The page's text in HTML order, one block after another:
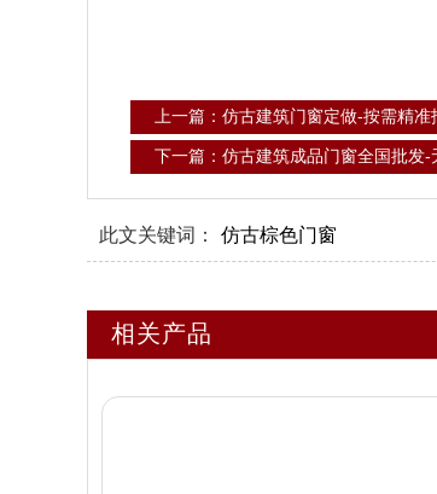
上一篇：仿古建筑门窗定做-按需精准
下一篇：仿古建筑成品门窗全国批发-
此文关键词： 仿古棕色门窗
相关产品